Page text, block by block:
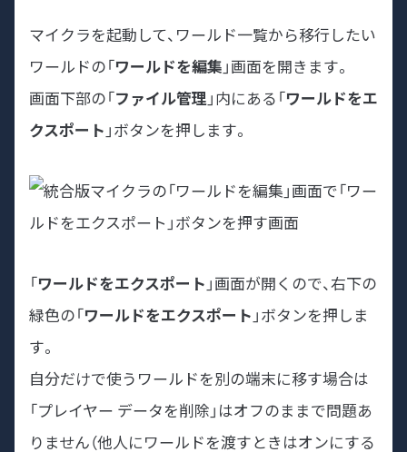
マイクラを起動して、ワールド一覧から移行したい
ワールドの「ワールドを編集 」画面を開きます。
画面下部の「ファイル管理」内にある「ワールドをエ
クスポート 」ボタンを押します。
「ワールドをエクスポート 」画面が開くので、右下の
緑色の「ワールドをエクスポート 」ボタンを押しま
す。
自分だけで使うワールドを別の端末に移す場合は
「プレイヤー データを削除」はオフのままで問題あ
りません（他人にワールドを渡すときはオンにする